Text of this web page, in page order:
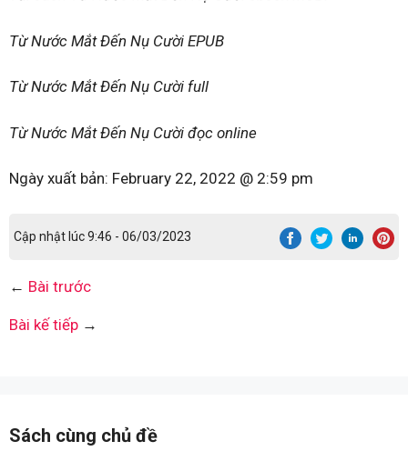
Từ Nước Mắt Đến Nụ Cười EPUB
Từ Nước Mắt Đến Nụ Cười full
Từ Nước Mắt Đến Nụ Cười đọc online
Ngày xuất bản: February 22, 2022 @ 2:59 pm
Cập nhật lúc 9:46 - 06/03/2023
← Bài trước
Bài kế tiếp →
Sách cùng chủ đề